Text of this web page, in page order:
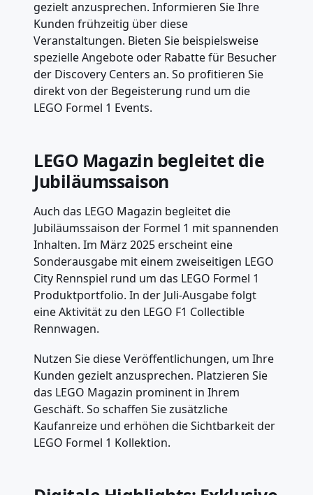
gezielt anzusprechen. Informieren Sie Ihre
Kunden frühzeitig über diese
Veranstaltungen. Bieten Sie beispielsweise
spezielle Angebote oder Rabatte für Besucher
der Discovery Centers an. So profitieren Sie
direkt von der Begeisterung rund um die
LEGO Formel 1 Events.
LEGO Magazin begleitet die
Jubiläumssaison
Auch das LEGO Magazin begleitet die
Jubiläumssaison der Formel 1 mit spannenden
Inhalten. Im März 2025 erscheint eine
Sonderausgabe mit einem zweiseitigen LEGO
City Rennspiel rund um das LEGO Formel 1
Produktportfolio. In der Juli-Ausgabe folgt
eine Aktivität zu den LEGO F1 Collectible
Rennwagen.
Nutzen Sie diese Veröffentlichungen, um Ihre
Kunden gezielt anzusprechen. Platzieren Sie
das LEGO Magazin prominent in Ihrem
Geschäft. So schaffen Sie zusätzliche
Kaufanreize und erhöhen die Sichtbarkeit der
LEGO Formel 1 Kollektion.